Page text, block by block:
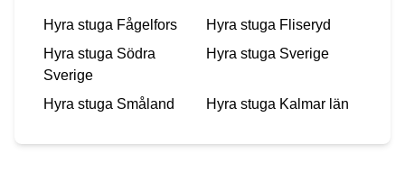
Hyra stuga Fågelfors Hyra stuga Fliseryd
Hyra stuga Södra
Sverige
Hyra stuga Sverige
Hyra stuga Småland Hyra stuga Kalmar län